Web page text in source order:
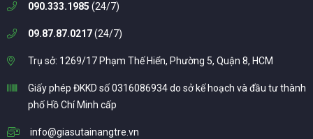
090.333.1985 (24/7)
09.87.87.0217(24/7)
Trụ sở: 1269/17 Phạm Thế Hiển, Phường 5, Quận 8, HCM
Giấy phép ĐKKD số 0316086934 do sở kế hoạch và đầu tư thành
phố Hồ Chí Minh cấp
info@giasutainangtre.vn